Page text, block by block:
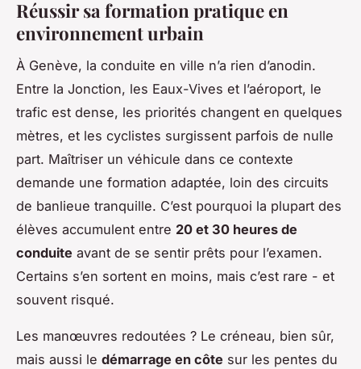
Réussir sa formation pratique en
environnement urbain
À Genève, la conduite en ville n’a rien d’anodin.
Entre la Jonction, les Eaux-Vives et l’aéroport, le
trafic est dense, les priorités changent en quelques
mètres, et les cyclistes surgissent parfois de nulle
part. Maîtriser un véhicule dans ce contexte
demande une formation adaptée, loin des circuits
de banlieue tranquille. C’est pourquoi la plupart des
élèves accumulent entre 20 et 30 heures de
conduite avant de se sentir prêts pour l’examen.
Certains s’en sortent en moins, mais c’est rare - et
souvent risqué.
Les manœuvres redoutées ? Le créneau, bien sûr,
mais aussi le démarrage en côte sur les pentes du